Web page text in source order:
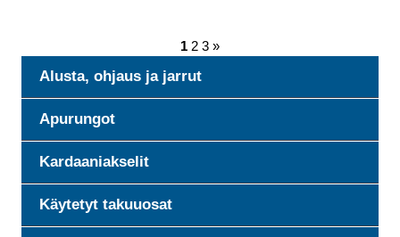
Alusta, ohjaus ja jarrut
Apurungot
Kardaaniakselit
Käytetyt takuuosat
1 2 3 »